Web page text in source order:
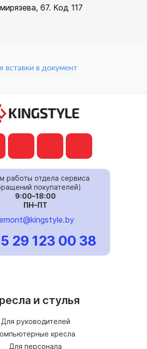
67. Код 117
вставки в документ
работы отдела сервиса
покупателей)
9:00–18:00
ПН–ПТ
29 123 00 38
и стулья
Для руководителей
кресла
Для персонала